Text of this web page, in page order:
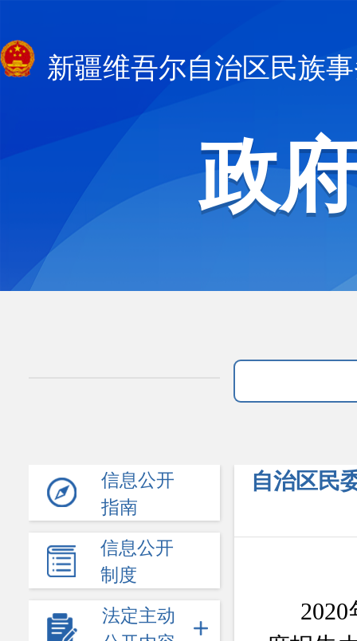
新疆维吾尔自治区民族
政
信息公开
指南
信息公开
制度
法定主动
自治区民
2020